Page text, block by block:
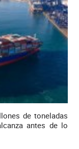
de toneladas
antes de lo